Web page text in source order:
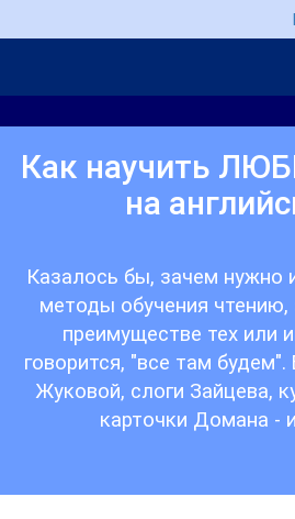
Как научить
на
Казалось бы, зачем нужно
методы обучения чтению,
преимуществе тех или
говорится, "все там
Жуковой, слоги Зайцева,
карточки Домана -